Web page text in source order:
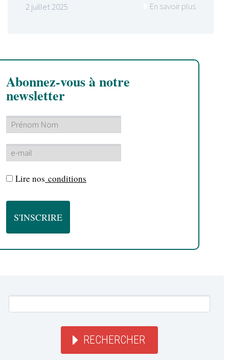
2 juillet 2025 En savoir plus
Abonnez-vous à notre
newsletter
Lire nos conditions
RECHERCHER